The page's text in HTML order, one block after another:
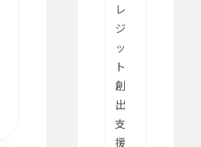
レ
ジ
ッ
ト
創
出
支
援